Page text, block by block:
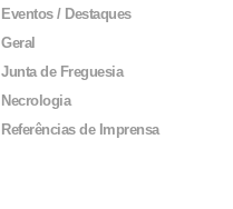
Eventos / Destaques
Geral
Junta de Freguesia
Necrologia
Referências de Imprensa